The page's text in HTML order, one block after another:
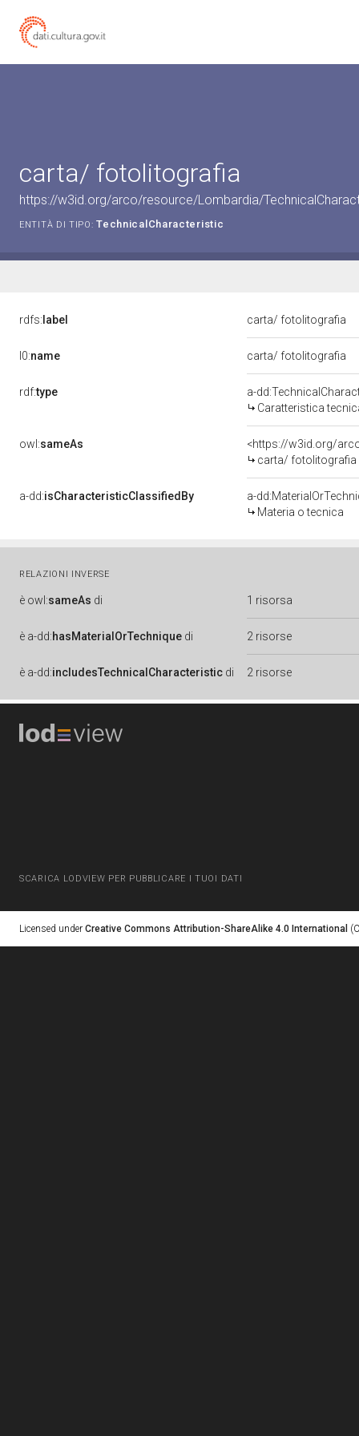
carta/ fotolitografia
https://w3id.org/arco/resource/Lombardia/
ENTITÀ DI TIPO: TechnicalCharacteristic
rdfs: label carta/ fotolitografia
l0:name carta/ fotolitografia
rdf:type
a-
Caratteristica
owl:sameAs
<https://w3id.org/
carta/ fotolitografia
a-dd:isCharacteristicClassifiedBy
a-
Materia o tecnica
RELAZIONI INVERSE
è owl:sameAs di 1 risorsa
è a-dd:hasMaterialOrTechnique di 2 risorse
è a-dd:includesTechnicalCharacteristic di 2 risorse
SCARICA LODVIEW PER PUBBLICARE I TUOI DATI
Licensed under Creative Commons Attribution-ShareAlike 4.0 International